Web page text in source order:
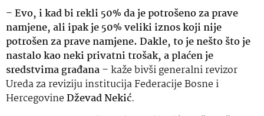
–Evo, i kad bi rekli 50% da je potrošeno za prave
namjene, ali ipak je 50% veliki iznos koji nije
potrošen za prave namjene. Dakle, to je nešto što je
nastalo kao neki privatni trošak, a plaćen je
sredstvima građana– kaže bivši generalni revizor
Ureda za reviziju institucija Federacije Bosne i
HercegovineDževad Nekić.